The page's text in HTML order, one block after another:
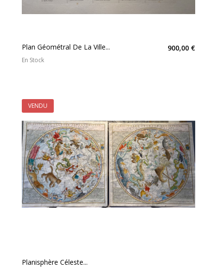
Plan Géométral De La Ville... 900,00 €
En Stock
Planisphère Céleste...
VENDU